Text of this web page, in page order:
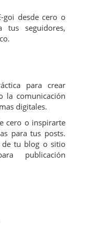
goi desde cero o
tus seguidores,
para crear
la comunicación
digitales.
cero o inspirarte
para tus posts.
de tu blog o sitio
publicación